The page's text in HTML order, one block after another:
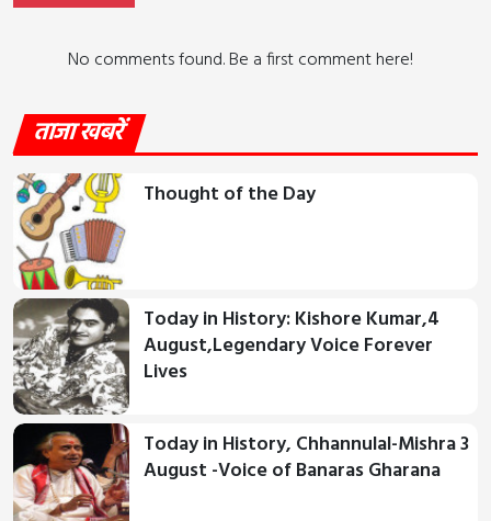
No comments found. Be a first comment here!
ताजा खबरें
Thought of the Day
Today in History: Kishore Kumar,4
August,Legendary Voice Forever
Lives
Today in History, Chhannulal-Mishra 3
August -Voice of Banaras Gharana